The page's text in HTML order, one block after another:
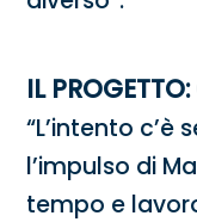
IL
“L’intento c’è
l’impulso di
tempo e